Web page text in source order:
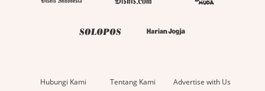
Hubungi Kami Tentang Kami Advertise with Us